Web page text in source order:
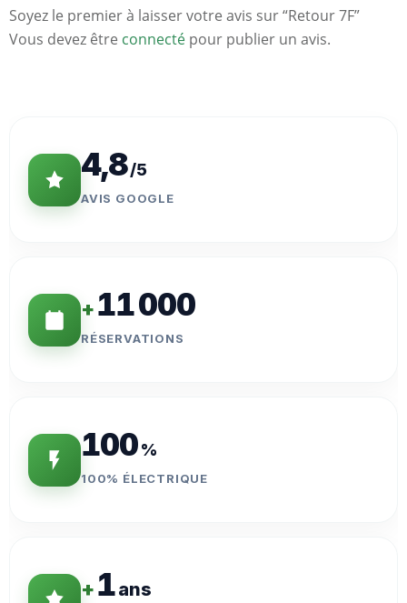
Soyez le premier à laisser votre avis sur “Retour 7F”
Vous devez être connecté pour publier un avis.
4,8/5
AVIS GOOGLE
+11 000
RÉSERVATIONS
100%
100% ÉLECTRIQUE
+1ans